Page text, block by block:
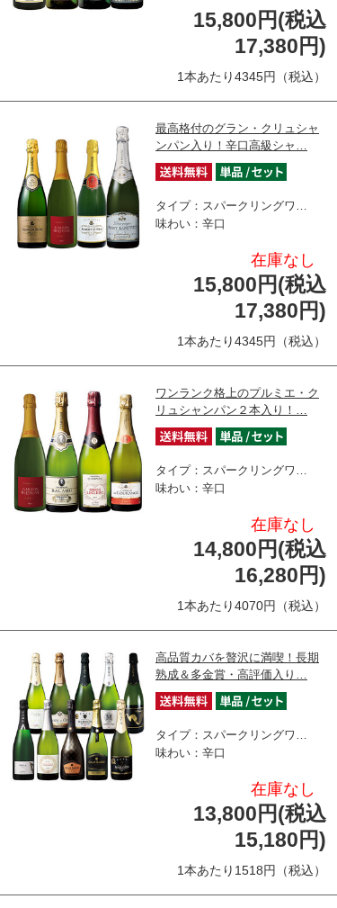
15,800円(税込
17,380円)
1本あたり4345円（税込）
最高格付のグラン・クリュシャ
ンパン入り！辛口高級シャ…
タイプ：スパークリングワ…
味わい：辛口
在庫なし
15,800円(税込
17,380円)
1本あたり4345円（税込）
ワンランク格上のプルミエ・ク
リュシャンパン２本入り！…
タイプ：スパークリングワ…
味わい：辛口
在庫なし
14,800円(税込
16,280円)
1本あたり4070円（税込）
高品質カバを贅沢に満喫！長期
熟成＆多金賞・高評価入り…
タイプ：スパークリングワ…
味わい：辛口
在庫なし
13,800円(税込
15,180円)
1本あたり1518円（税込）